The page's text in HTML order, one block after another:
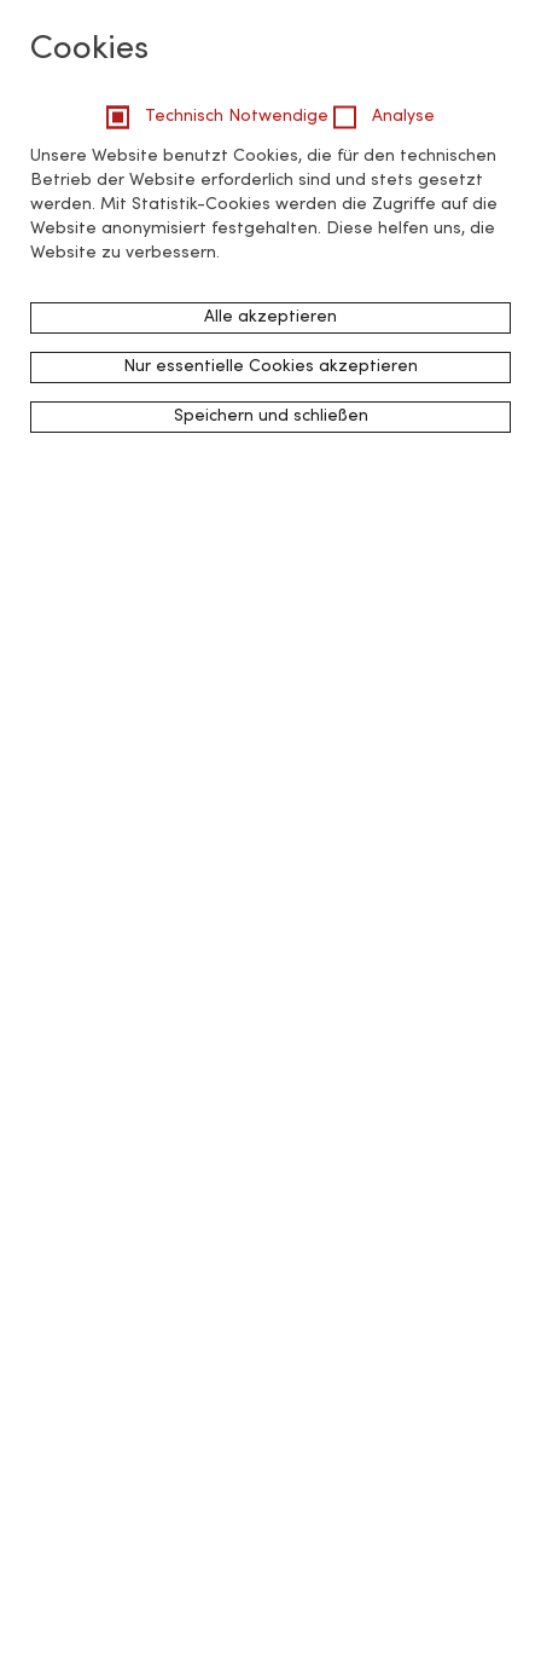
zurück
Cookies
Technisch Notwendige Analyse
Unsere Website benutzt Cookies, die für den technischen
Betrieb der Website erforderlich sind und stets gesetzt
werden. Mit Statistik-Cookies werden die Zugriffe auf die
Website anonymisiert festgehalten. Diese helfen uns, die
Website zu verbessern.
Alle akzeptieren
Nur essentielle Cookies akzeptieren
Speichern und schließen